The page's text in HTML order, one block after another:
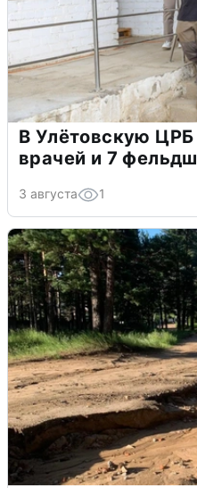
В Улётовскую ЦРБ
врачей и 7
3 августа 1